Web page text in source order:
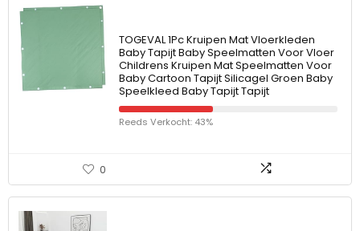
TOGEVAL 1Pc Kruipen Mat Vloerkleden
Baby Tapijt Baby Speelmatten Voor Vloer
Childrens Kruipen Mat Speelmatten Voor
Baby Cartoon Tapijt Silicagel Groen Baby
Speelkleed Baby Tapijt Tapijt
Reeds Verkocht: 43%
0